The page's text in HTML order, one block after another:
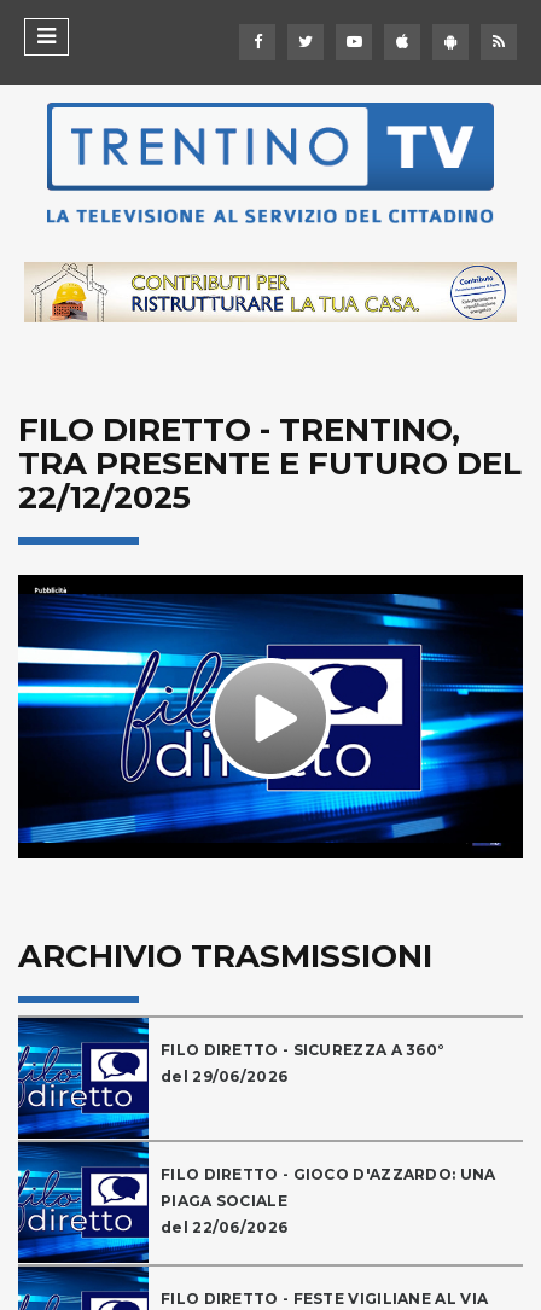
FILO DIRETTO - TRENTINO,
TRA PRESENTE E FUTURO DEL
22/12/2025
Play
Video
ARCHIVIO TRASMISSIONI
FILO DIRETTO - SICUREZZA A 360°
del 29/06/2026
FILO DIRETTO - GIOCO D'AZZARDO: UNA
PIAGA SOCIALE
del 22/06/2026
FILO DIRETTO - FESTE VIGILIANE AL VIA